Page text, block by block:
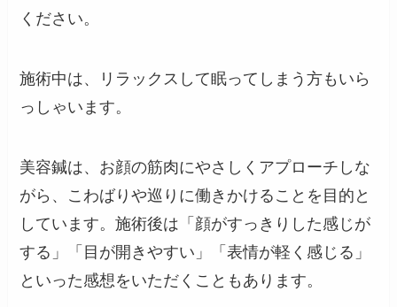
ください。
施術中は、リラックスして眠ってしまう方もいら
っしゃいます。
美容鍼は、お顔の筋肉にやさしくアプローチしな
がら、こわばりや巡りに働きかけることを目的と
しています。施術後は「顔がすっきりした感じが
する」「目が開きやすい」「表情が軽く感じる」
といった感想をいただくこともあります。